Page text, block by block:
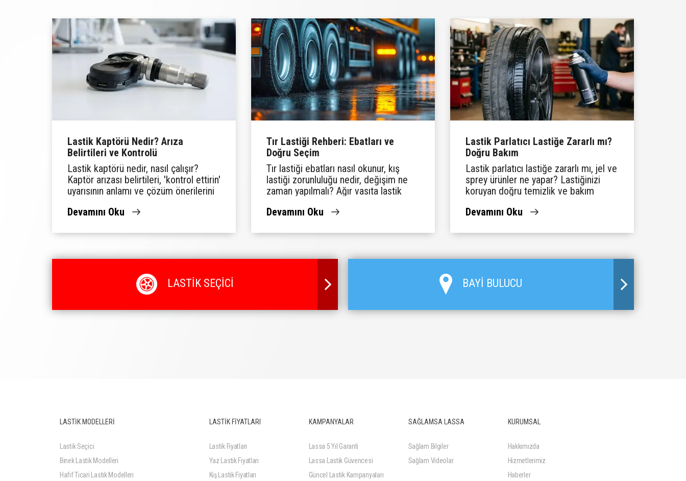
Lastik Kaptörü Nedir? Arıza
Belirtileri ve Kontrolü
Lastik kaptörü nedir, nasıl çalışır?
Kaptör arızası belirtileri, 'kontrol ettirin'
uyarısının anlamı ve çözüm önerilerini
Devamını Oku
Tır Lastiği Rehberi: Ebatları ve
Doğru Seçim
Tır lastiği ebatları nasıl okunur, kış
lastiği zorunluluğu nedir, değişim ne
zaman yapılmalı? Ağır vasıta lastik
Devamını Oku
Lastik Parlatıcı Lastiğe Zararlı mı?
Doğru Bakım
Lastik parlatıcı lastiğe zararlı mı, jel ve
sprey ürünler ne yapar? Lastiğinizi
koruyan doğru temizlik ve bakım
Devamını Oku
LASTİK SEÇİCİ BAYİ BULUCU
LASTİK MODELLERİ
Lastik Seçici
Binek Lastik Modelleri
Hafif Ticari Lastik Modelleri
LASTİK FİYATLARI
Lastik Fiyatları
Yaz Lastik Fiyatları
Kış Lastik Fiyatları
KAMPANYALAR
Lassa 5 Yıl Garanti
Lassa Lastik Güvencesi
Güncel Lastik Kampanyaları
SAĞLAMSA LASSA
Sağlam Bilgiler
Sağlam Videolar
KURUMSAL
Hakkımızda
Hizmetlerimiz
Haberler